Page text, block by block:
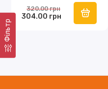
Фільтр
304.00 грн
320.00 грн